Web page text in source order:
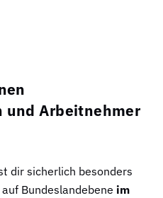
Arbeitnehmer
dir sicherlich besonders
Bundeslandebene im